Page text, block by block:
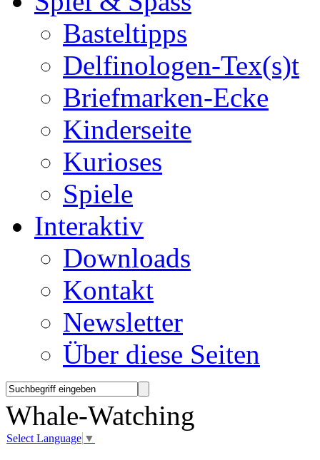
Basteltipps
Delfinologen-Tex(s)t
Briefmarken-Ecke
Kinderseite
Kurioses
Spiele
Interaktiv
Downloads
Kontakt
Newsletter
Über diese Seiten
Whale-Watching
Select Language ▼